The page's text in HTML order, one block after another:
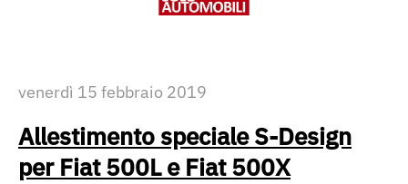
venerdì 15 febbraio 2019
Allestimento speciale S-Design
per Fiat 500L e Fiat 500X